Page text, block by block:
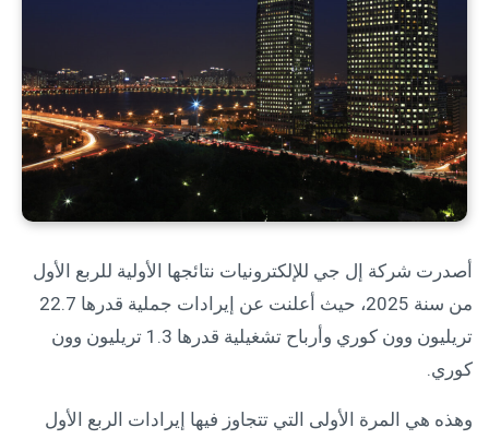
أصدرت شركة إل جي للإلكترونيات نتائجها الأولية للربع الأول
من سنة 2025، حيث أعلنت عن إيرادات جملية قدرها 22.7
تريليون وون كوري وأرباح تشغيلية قدرها 1.3 تريليون وون
كوري.
وهذه هي المرة الأولى التي تتجاوز فيها إيرادات الربع الأول